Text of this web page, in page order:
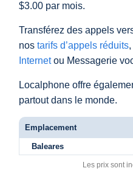
$3.00 par mois.
Transférez des appels
nos tarifs d’appels réduits
Internetou Messagerie
Localphone offre
partout dans le monde.
Emplacement
Baleares
Les prix sont